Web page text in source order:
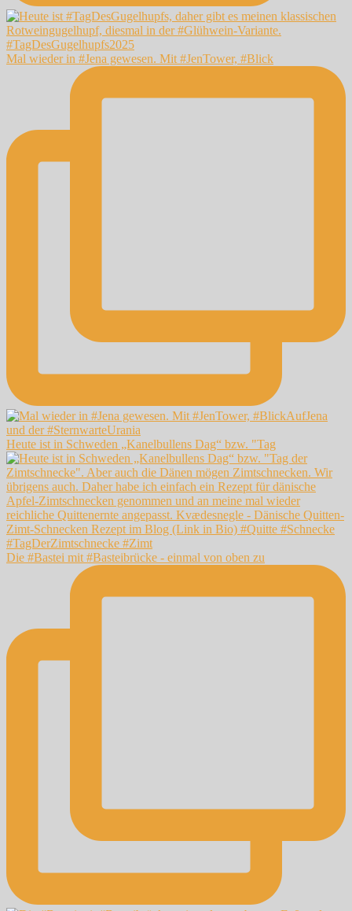
Mal wieder in #Jena gewesen. Mit #JenTower, #Blick
Heute ist in Schweden „Kanelbullens Dag“ bzw. "Tag
Die #Bastei mit #Basteibrücke - einmal von oben zu